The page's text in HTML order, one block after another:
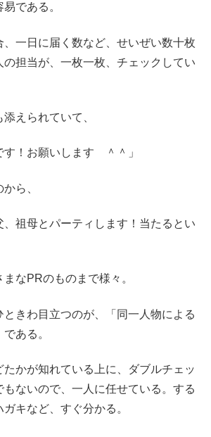
である。
一日に届く数など、せいぜい数十枚
の担当が、一枚一枚、チェックしてい
えられていて、
す！お願いします ＾＾」
ら、
、祖母とパーティします！当たるとい
なPRのものまで様々。
きわ目立つのが、「同一人物による
ある。
かが知れている上に、ダブルチェッ
もないので、一人に任せている。する
キなど、すぐ分かる。